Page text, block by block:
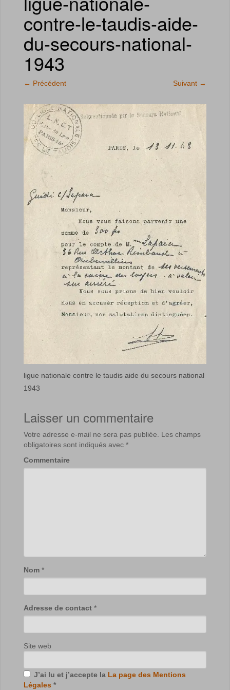
contre-le-taudis-aide-
du-secours-national-
1943
← Précédent Suivant →
ligue nationale contre le taudis aide du secours national
1943
Laisser un commentaire
Votre adresse e-mail ne sera pas publiée.
Les champs
obligatoires sont indiqués avec *
Commentaire
Nom *
Adresse de contact *
Site web
J’ai lu et j’accepte la La page des Mentions
Légales *